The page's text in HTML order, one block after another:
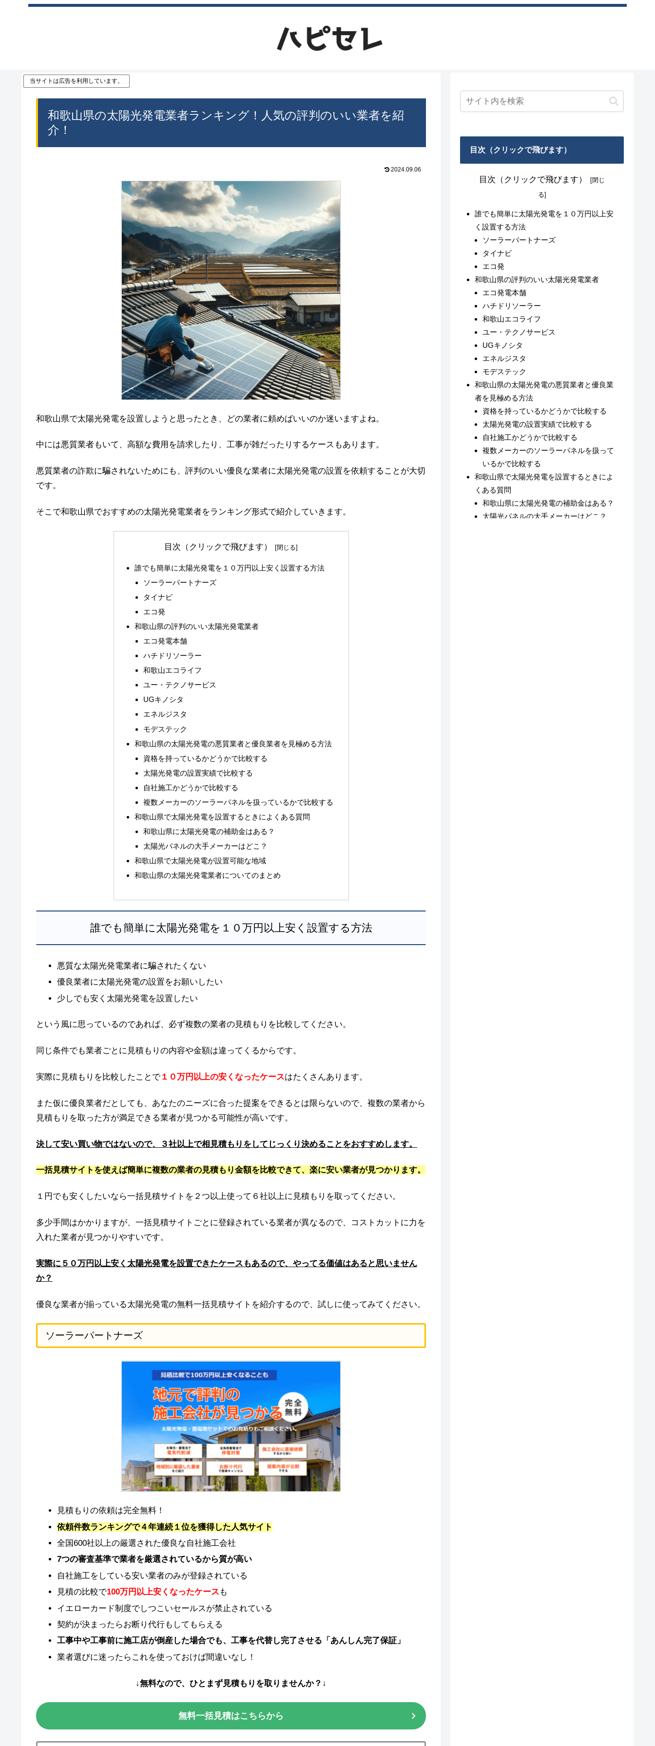
当サイトは広告を利用しています。
和歌山県の太陽光発電業者ランキング！人気の評判のいい業者を紹
介！
2024.09.06
和歌山県で太陽光発電を設置しようと思ったとき、どの業者に頼めばいいのか迷いますよね。
中には悪質業者もいて、高額な費用を請求したり、工事が雑だったりするケースもあります。
悪質業者の詐欺に騙されないためにも、評判のいい優良な業者に太陽光発電の設置を依頼することが大切
です。
そこで和歌山県でおすすめの太陽光発電業者をランキング形式で紹介していきます。
目次（クリックで飛びます）
誰でも簡単に太陽光発電を１０万円以上安く設置する方法
ソーラーパートナーズ
タイナビ
エコ発
和歌山県の評判のいい太陽光発電業者
エコ発電本舗
ハチドリソーラー
和歌山エコライフ
ユー・テクノサービス
UGキノシタ
エネルジスタ
モデステック
和歌山県の太陽光発電の悪質業者と優良業者を見極める方法
資格を持っているかどうかで比較する
太陽光発電の設置実績で比較する
自社施工かどうかで比較する
複数メーカーのソーラーパネルを扱っているかで比較する
和歌山県で太陽光発電を設置するときによくある質問
和歌山県に太陽光発電の補助金はある？
太陽光パネルの大手メーカーはどこ？
和歌山県で太陽光発電が設置可能な地域
和歌山県の太陽光発電業者についてのまとめ
誰でも簡単に太陽光発電を１０万円以上安く設置する方法
悪質な太陽光発電業者に騙されたくない
優良業者に太陽光発電の設置をお願いしたい
少しでも安く太陽光発電を設置したい
という風に思っているのであれば、必ず複数の業者の見積もりを比較してください。
同じ条件でも業者ごとに見積もりの内容や金額は違ってくるからです。
実際に見積もりを比較したことで１０万円以上の安くなったケースはたくさんあります。
また仮に優良業者だとしても、あなたのニーズに合った提案をできるとは限らないので、複数の業者から
見積もりを取った方が満足できる業者が見つかる可能性が高いです。
決して安い買い物ではないので、３社以上で相見積もりをしてじっくり決めることをおすすめします。
一括見積サイトを使えば簡単に複数の業者の見積もり金額を比較できて、楽に安い業者が見つかります。
１円でも安くしたいなら一括見積サイトを２つ以上使って６社以上に見積もりを取ってください。
多少手間はかかりますが、一括見積サイトごとに登録されている業者が異なるので、コストカットに力を
入れた業者が見つかりやすいです。
実際に５０万円以上安く太陽光発電を設置できたケースもあるので、やってる価値はあると思いません
か？
優良な業者が揃っている太陽光発電の無料一括見積サイトを紹介するので、試しに使ってみてください。
ソーラーパートナーズ
見積もりの依頼は完全無料！
依頼件数ランキングで４年連続１位を獲得した人気サイト
全国600社以上の厳選された優良な自社施工会社
7つの審査基準で業者を厳選されているから質が高い
自社施工をしている安い業者のみが登録されている
見積の比較で100万円以上安くなったケース も
イエローカード制度でしつこいセールスが禁止されている
契約が決まったらお断り代行もしてもらえる
工事中や工事前に施工店が倒産した場合でも、工事を代替し完了させる「あんしん完了保証」
業者選びに迷ったらこれを使っておけば間違いなし！
↓無料なので、ひとまず見積もりを取りませんか？↓
無料一括見積はこちらから
目次（クリックで飛びます）
目次（クリックで飛びます）
誰でも簡単に太陽光発電を１０万円以上安
く設置する方法
ソーラーパートナーズ
タイナビ
エコ発
和歌山県の評判のいい太陽光発電業者
エコ発電本舗
ハチドリソーラー
和歌山エコライフ
ユー・テクノサービス
UGキノシタ
エネルジスタ
モデステック
和歌山県の太陽光発電の悪質業者と優良業
者を見極める方法
資格を持っているかどうかで比較する
太陽光発電の設置実績で比較する
自社施工かどうかで比較する
複数メーカーのソーラーパネルを扱って
いるかで比較する
和歌山県で太陽光発電を設置するときによ
くある質問
和歌山県に太陽光発電の補助金はある？
太陽光パネルの大手メーカーはどこ？